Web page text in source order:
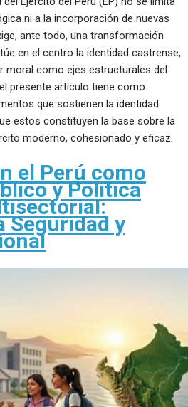
ni a la incorporación de nuevas
ante todo, una transformación
en el centro la identidad castrense,
moral como ejes estructurales del
presente artículo tiene como
que sostienen la identidad
estos constituyen la base sobre la
moderno, cohesionado y eficaz.
el Perú como
y Política
Seguridad y